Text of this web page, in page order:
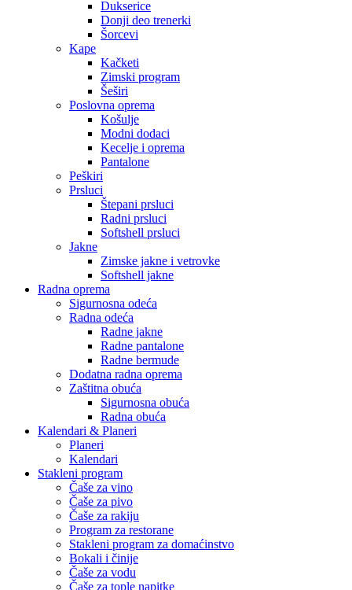
Dukserice
Donji deo trenerki
Šorcevi
Kape
Kačketi
Zimski program
Šeširi
Poslovna oprema
Košulje
Modni dodaci
Kecelje i oprema
Pantalone
Peškiri
Prsluci
Štepani prsluci
Radni prsluci
Softshell prsluci
Jakne
Zimske jakne i vetrovke
Softshell jakne
Radna oprema
Sigurnosna odeća
Radna odeća
Radne jakne
Radne pantalone
Radne bermude
Dodatna radna oprema
Zaštitna obuća
Sigurnosna obuća
Radna obuća
Kalendari & Planeri
Planeri
Kalendari
Stakleni program
Čaše za vino
Čaše za pivo
Čaše za rakiju
Program za restorane
Stakleni program za domaćinstvo
Bokali i činije
Čaše za vodu
Čaše za tople napitke